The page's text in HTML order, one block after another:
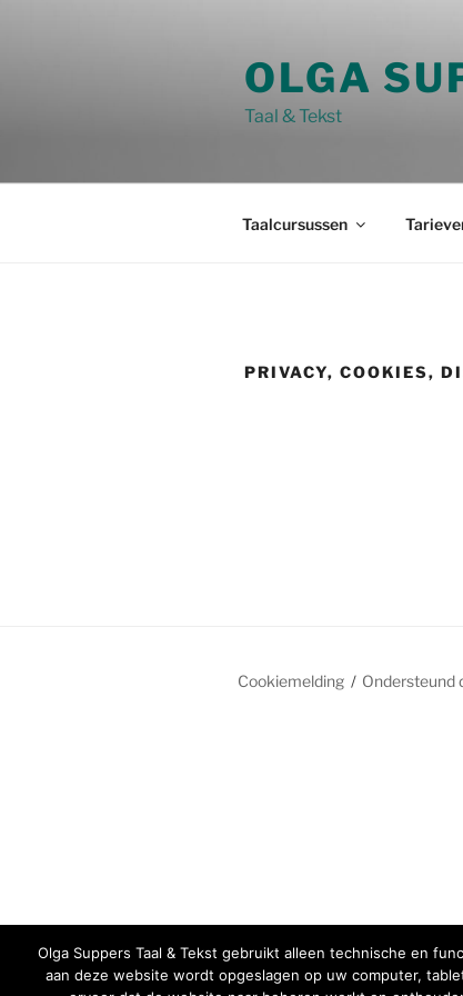
OLGA
Taal & Tekst
Taalcursussen
PRIVACY, COOKIES,
Cookiemelding Ondersteund
Olga Suppers Taal & Tekst gebruikt alleen technische en
aan deze website wordt opgeslagen op uw computer,